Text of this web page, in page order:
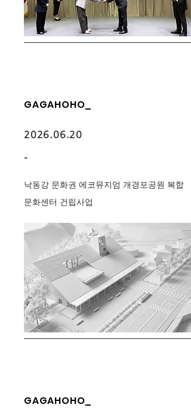
GAGAHOHO_
2026.06.20
-
낙동강 문화권 에코뮤지엄 개경포공원 복합
문화센터 건립사업
GAGAHOHO_